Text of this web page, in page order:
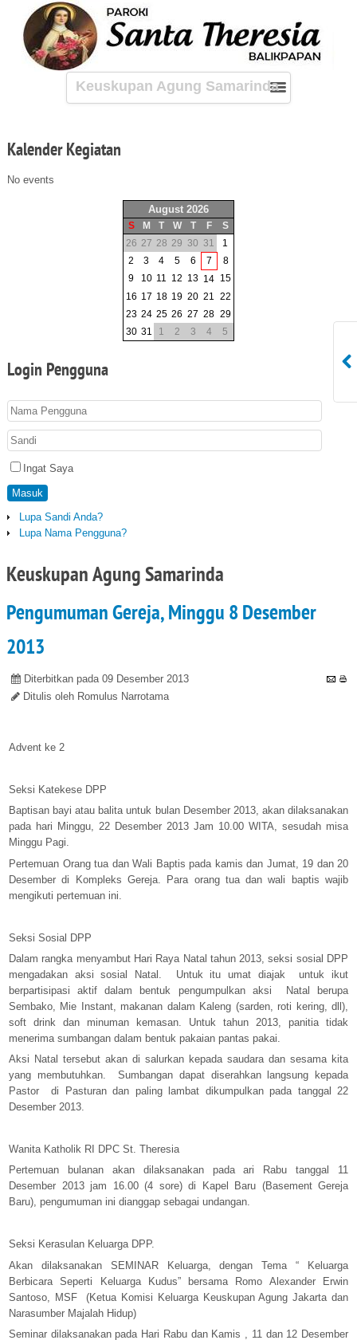
Keuskupan Agung Samarinda
KalenderKegiatan
No events
August 2026
S M T W T F
S
26 27 28 29 30 31
1
2
3 4 5 6 7
8
9
10 11 12 13 14 15
16 17 18 19 20 21 22
23 24 25 26 27 28 29
30 31 1 2 3 4 5
Login Pengguna
Ingat Saya
Masuk
Lupa Sandi Anda?
Lupa Nama Pengguna?
Keuskupan Agung Samarinda
Pengumuman Gereja, Minggu 8 Desember
2013
Diterbitkan pada 09 Desember 2013
Ditulis oleh Romulus Narrotama
Advent ke 2
Seksi Katekese DPP
Baptisan bayi atau balita untuk bulan Desember 2013, akan dilaksanakan
pada hari Minggu, 22 Desember 2013 Jam 10.00 WITA, sesudah misa
Minggu Pagi.
Pertemuan Orang tua dan Wali Baptis pada kamis dan Jumat, 19 dan 20
Desember di Kompleks Gereja. Para orang tua dan wali baptis wajib
mengikuti pertemuan ini.
Seksi Sosial DPP
Dalam rangka menyambut Hari Raya Natal tahun 2013, seksi sosial DPP
mengadakan aksi sosial Natal.
Untuk itu umat diajak
untuk ikut
berpartisipasi aktif dalam bentuk pengumpulkan aksi
Natal berupa
Sembako, Mie Instant, makanan dalam Kaleng (sarden, roti kering, dll),
soft drink dan minuman kemasan. Untuk tahun 2013, panitia tidak
menerima sumbangan dalam bentuk pakaian pantas pakai.
Aksi Natal tersebut akan di salurkan kepada saudara dan sesama kita
yang membutuhkan.
Sumbangan dapat diserahkan langsung kepada
Pastor
di Pasturan dan paling lambat dikumpulkan pada tanggal 22
Desember 2013.
Wanita Katholik RI DPC St. Theresia
Pertemuan bulanan akan dilaksanakan pada ari Rabu tanggal 11
Desember 2013 jam 16.00 (4 sore) di Kapel Baru (Basement Gereja
Baru), pengumuman ini dianggap sebagai undangan.
Seksi Kerasulan Keluarga DPP.
Akan dilaksanakan SEMINAR Keluarga, dengan Tema “ Keluarga
Berbicara Seperti Keluarga Kudus” bersama Romo Alexander Erwin
Santoso, MSF
(Ketua Komisi Keluarga Keuskupan Agung Jakarta dan
Narasumber Majalah Hidup)
Seminar dilaksanakan pada Hari Rabu dan Kamis , 11 dan 12 Desember